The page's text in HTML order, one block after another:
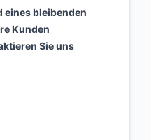
eines bleibenden
Kunden
Sie uns